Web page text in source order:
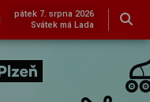
pátek 7. srpna 2026
Svátek má Lada